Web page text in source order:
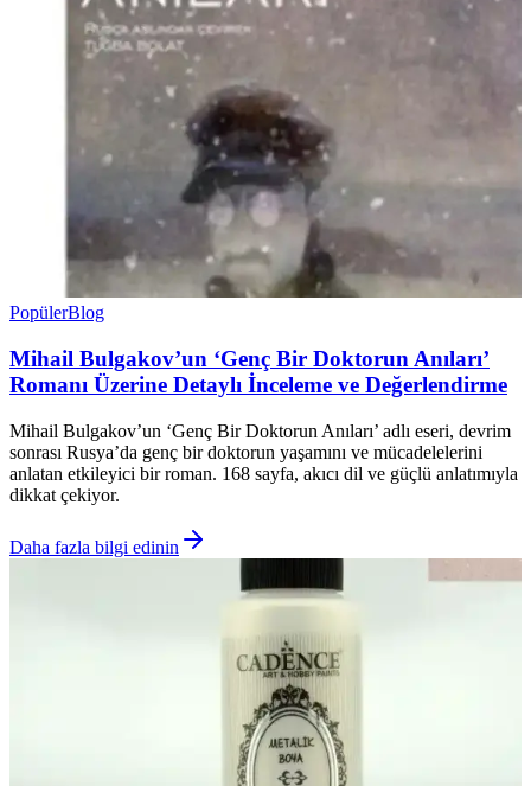
PopülerBlog
Mihail Bulgakov’un ‘Genç Bir Doktorun Anıları’
Romanı Üzerine Detaylı İnceleme ve Değerlendirme
Mihail Bulgakov’un ‘Genç Bir Doktorun Anıları’ adlı eseri, devrim
sonrası Rusya’da genç bir doktorun yaşamını ve mücadelelerini
anlatan etkileyici bir roman. 168 sayfa, akıcı dil ve güçlü anlatımıyla
dikkat çekiyor.
Daha fazla bilgi edinin